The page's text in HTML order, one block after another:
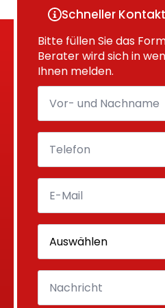
Schneller Kontakt
Bitte füllen Sie das
Berater wird sich in
Ihnen melden.